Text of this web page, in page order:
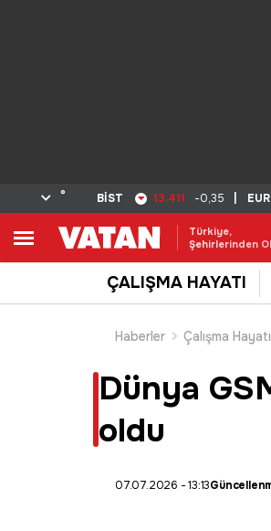
° BİST 13.411 -0,35
Türkiye,
Şehirlerinden
ÇALIŞMA HAYATI
Haberler Çalışma
Dünya
oldu
07.07.2026 - 13:13